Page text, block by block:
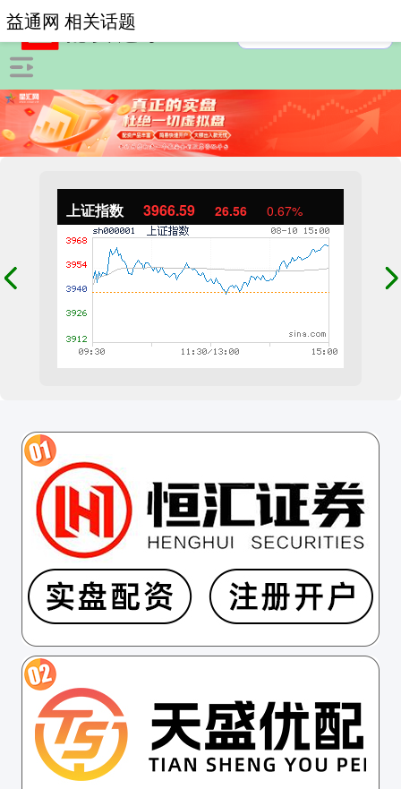
上证指数 3966.59 26.56 0.67%
益通网 相关话题